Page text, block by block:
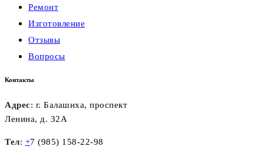
Ремонт
Изготовление
Отзывы
Вопросы
Контакты
Адрес: г. Балашиха, проспект
Ленина, д. 32А
Тел: +7 (985) 158-22-98